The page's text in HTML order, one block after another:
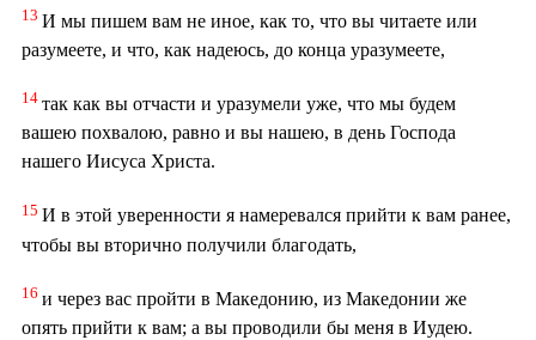
13 И мы пишем вам не иное, как то, что вы читаете или
разумеете, и что, как надеюсь, до конца уразумеете,
14 так как вы отчасти и уразумели уже, что мы будем
вашею похвалою, равно и вы нашею, в день Господа
нашего Иисуса Христа.
15 И в этой уверенности я намеревался прийти к вам ранее,
чтобы вы вторично получили благодать,
16 и через вас пройти в Македонию, из Македонии же
опять прийти к вам; а вы проводили бы меня в Иудею.